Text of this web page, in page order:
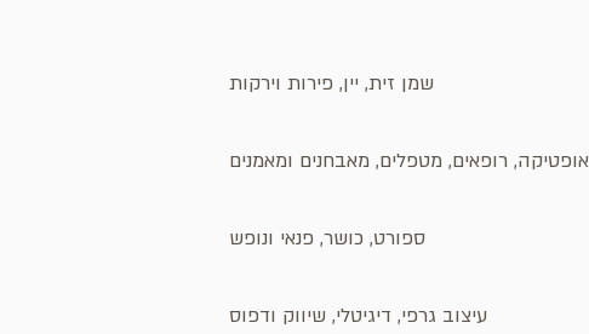
שמן זית, יין, פירות וירקות
אופטיקה, רופאים, מטפלים, מאבחנים ומאמנים
ספורט, כושר, פנאי ונופש
עיצוב גרפי, דיגיטלי, שיווק ודפוס